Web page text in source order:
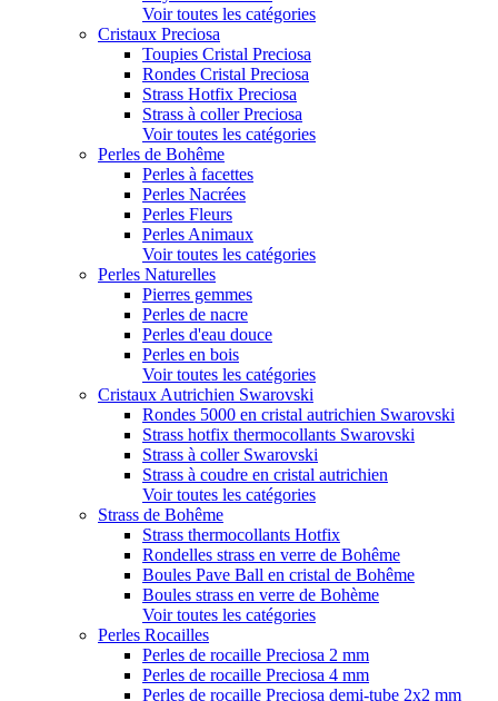
Voir toutes les catégories
Cristaux Preciosa
Toupies Cristal Preciosa
Rondes Cristal Preciosa
Strass Hotfix Preciosa
Strass à coller Preciosa
Voir toutes les catégories
Perles de Bohême
Perles à facettes
Perles Nacrées
Perles Fleurs
Perles Animaux
Voir toutes les catégories
Perles Naturelles
Pierres gemmes
Perles de nacre
Perles d'eau douce
Perles en bois
Voir toutes les catégories
Cristaux Autrichien Swarovski
Rondes 5000 en cristal autrichien Swarovski
Strass hotfix thermocollants Swarovski
Strass à coller Swarovski
Strass à coudre en cristal autrichien
Voir toutes les catégories
Strass de Bohême
Strass thermocollants Hotfix
Rondelles strass en verre de Bohême
Boules Pave Ball en cristal de Bohême
Boules strass en verre de Bohème
Voir toutes les catégories
Perles Rocailles
Perles de rocaille Preciosa 2 mm
Perles de rocaille Preciosa 4 mm
Perles de rocaille Preciosa demi-tube 2x2 mm